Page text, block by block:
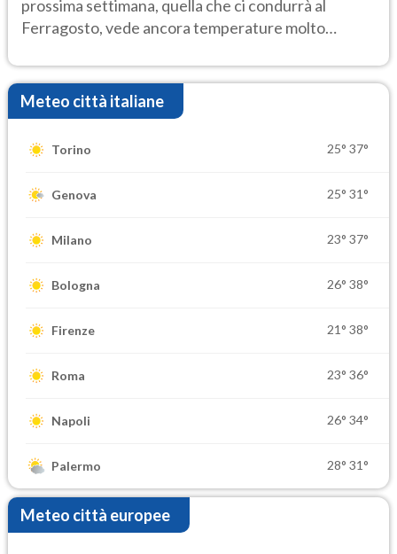
prossima settimana, quella che ci condurrà al
Ferragosto, vede ancora temperature molto
Meteo città italiane
Torino 25° 37°
Genova 25° 31°
Milano 23° 37°
Bologna 26° 38°
Firenze 21° 38°
Roma 23° 36°
Napoli 26° 34°
Palermo 28° 31°
Meteo città europee